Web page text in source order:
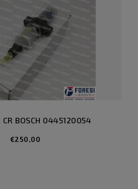
CR BOSCH 0445120054
€250,00